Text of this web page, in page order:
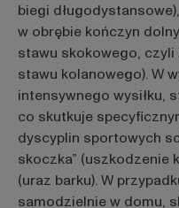
biegi
w obrębie kończyn
stawu skokowego,
stawu kolanowego). W
intensywnego wysiłku,
co skutkuje
dyscyplin sportowych
skoczka” (uszkodzenie
(uraz barku). W
samodzielnie w domu,